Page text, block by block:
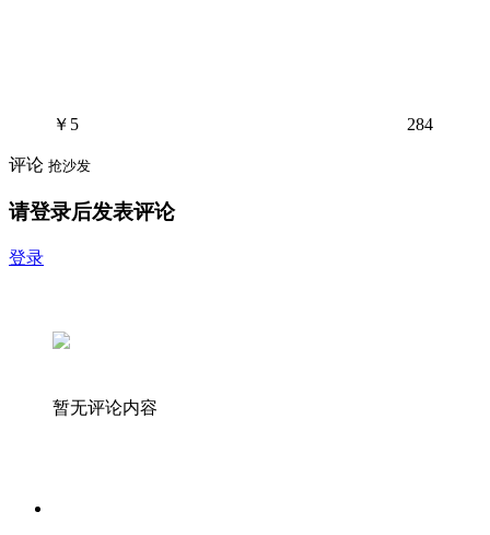
￥ 5 284
评论 抢沙发
请登录后发表评论
登录
暂无评论内容